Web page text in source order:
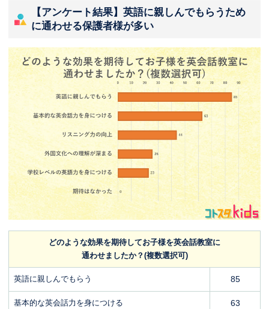
【アンケート結果】英語に親しんでもらうため
に通わせる保護者様が多い
どのような効果を期待してお子様を英会話教室に
通わせましたか？(複数選択可)
英語に親しんでもらう 85
基本的な英会話力を身につける 63